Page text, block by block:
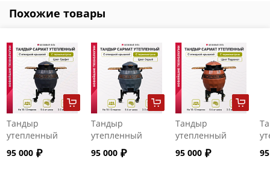
Похожие товары
Тандыр
утепленный
"Сармат" с
откидной
95 000
Тандыр
утепленный
"Сармат" с
откидной
95 000
Тандыр
утепленный
"Сармат" с
откидной
95 000